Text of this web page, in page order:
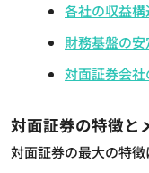
各社の収益
財務基盤の
対面証券会
対面証券の特徴と
対面証券の最大の特